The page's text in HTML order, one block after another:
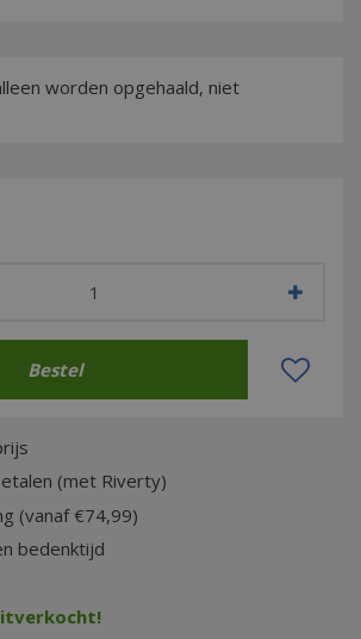
worden opgehaald, niet
(met Riverty)
(vanaf €74,99)
bedenktijd